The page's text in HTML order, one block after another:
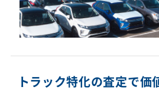
トラック特化の査定で価